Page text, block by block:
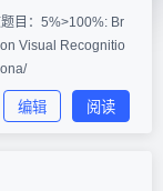
目：5%>100%: Br
Visual Recognitio
编辑 阅读